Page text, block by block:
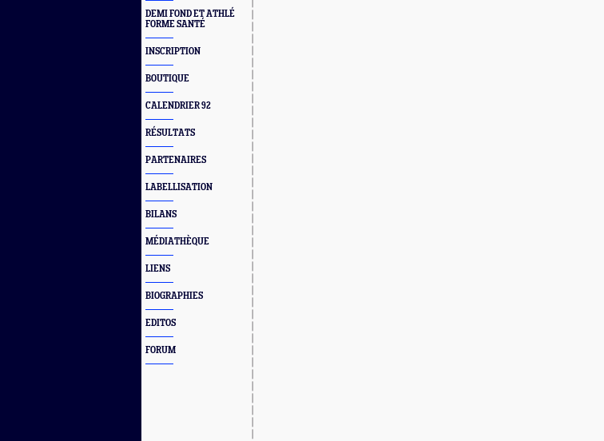
DEMI FOND ET ATHLÉ
FORME SANTÉ
INSCRIPTION
BOUTIQUE
CALENDRIER 92
RÉSULTATS
PARTENAIRES
LABELLISATION
BILANS
MÉDIATHÈQUE
LIENS
BIOGRAPHIES
EDITOS
FORUM